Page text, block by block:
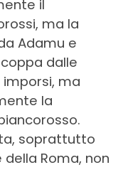
il
ma la
Adamu e
dalle
ma
la
soprattutto
Roma, non